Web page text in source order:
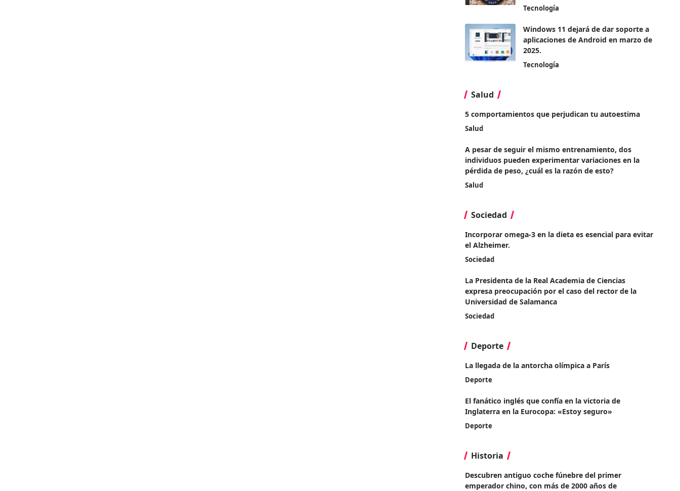
Tecnología
Windows 11 dejará de dar soporte a
aplicaciones de Android en marzo de
2025.
Tecnología
Salud
5 comportamientos que perjudican tu autoestima
Salud
A pesar de seguir el mismo entrenamiento, dos
individuos pueden experimentar variaciones en la
pérdida de peso, ¿cuál es la razón de esto?
Salud
Sociedad
Incorporar omega-3 en la dieta es esencial para evitar
el Alzheimer.
Sociedad
La Presidenta de la Real Academia de Ciencias
expresa preocupación por el caso del rector de la
Universidad de Salamanca
Sociedad
Deporte
La llegada de la antorcha olímpica a París
Deporte
El fanático inglés que confía en la victoria de
Inglaterra en la Eurocopa: «Estoy seguro»
Deporte
Historia
Descubren antiguo coche fúnebre del primer
emperador chino, con más de 2000 años de